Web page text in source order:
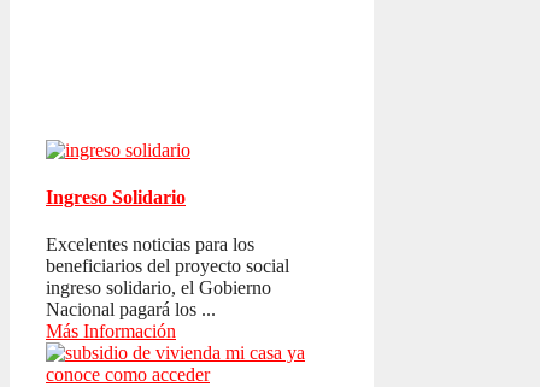
Ingreso Solidario
Excelentes noticias para los
beneficiarios del proyecto social
ingreso solidario, el Gobierno
Nacional pagará los ...
Más Información